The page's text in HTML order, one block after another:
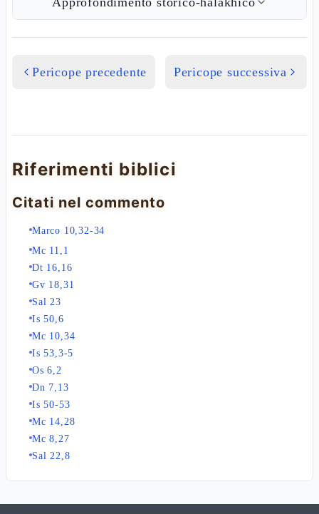
Pericope precedente Pericope successiva
Riferimenti biblici
Citati nel commento
Marco 10,32-34
Mc 11,1
Dt 16,16
Gv 18,31
Sal 23
Is 50,6
Mc 10,34
Is 53,3-5
Os 6,2
Dn 7,13
Is 50-53
Mc 14,28
Mc 8,27
Sal 22,8